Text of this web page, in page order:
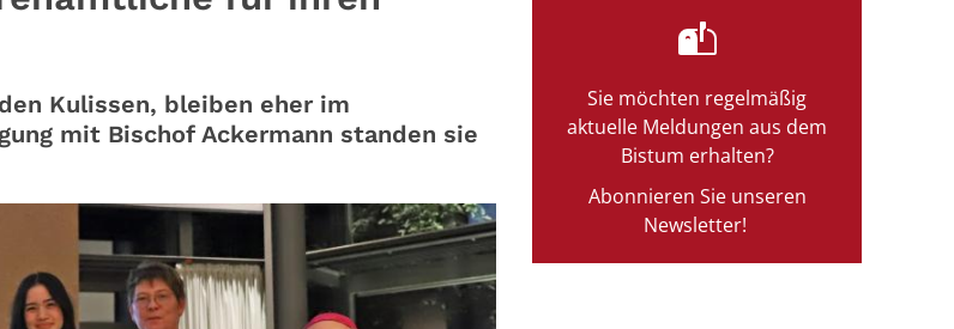
Kulissen, bleiben eher im
mit Bischof Ackermann standen sie
Sie möchten regelmäßig
aktuelle Meldungen aus dem
Bistum erhalten?
Abonnieren Sie unseren
Newsletter!